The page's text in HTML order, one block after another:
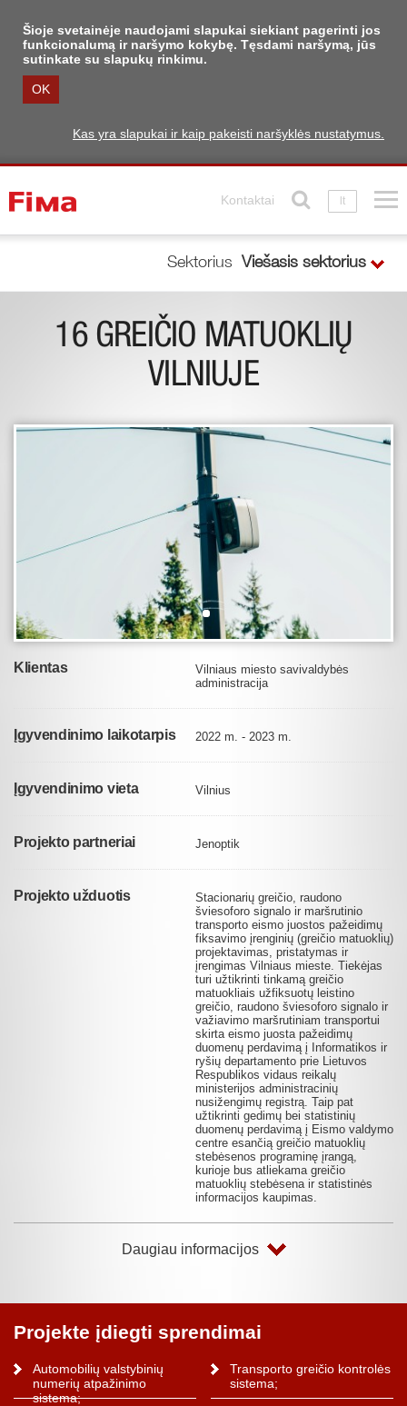
Šioje svetainėje naudojami slapukai siekiant pagerinti jos
funkcionalumą ir naršymo kokybę. Tęsdami naršymą, jūs
sutinkate su slapukų rinkimu.
OK
Kas yra slapukai ir kaip pakeisti naršyklės nustatymus.
Kontaktai lt
Sektorius Viešasis sektorius
16 GREIČIO MATUOKLIŲ
VILNIUJE
Klientas
Vilniaus miesto savivaldybės
administracija
Įgyvendinimo laikotarpis 2022 m. - 2023 m.
Įgyvendinimo vieta Vilnius
Projekto partneriai Jenoptik
Projekto užduotis
Stacionarių greičio, raudono
šviesoforo signalo ir maršrutinio
transporto eismo juostos pažeidimų
fiksavimo įrenginių (greičio matuoklių)
projektavimas, pristatymas ir
įrengimas Vilniaus mieste. Tiekėjas
turi užtikrinti tinkamą greičio
matuokliais užfiksuotų leistino
greičio, raudono šviesoforo signalo ir
važiavimo maršrutiniam transportui
skirta eismo juosta pažeidimų
duomenų perdavimą į Informatikos ir
ryšių departamento prie Lietuvos
Respublikos vidaus reikalų
ministerijos administracinių
nusižengimų registrą. Taip pat
užtikrinti gedimų bei statistinių
duomenų perdavimą į Eismo valdymo
centre esančią greičio matuoklių
stebėsenos programinę įrangą,
kurioje bus atliekama greičio
matuoklių stebėsena ir statistinės
informacijos kaupimas.
Daugiau informacijos
Projekte įdiegti sprendimai
Automobilių valstybinių
numerių atpažinimo
sistema;
Transporto greičio kontrolės
sistema;